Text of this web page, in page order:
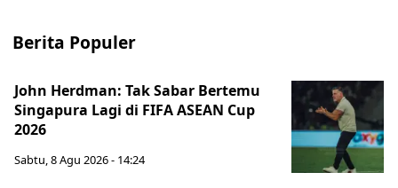
Berita Populer
John Herdman: Tak Sabar Bertemu
Singapura Lagi di FIFA ASEAN Cup
2026
Sabtu, 8 Agu 2026 - 14:24